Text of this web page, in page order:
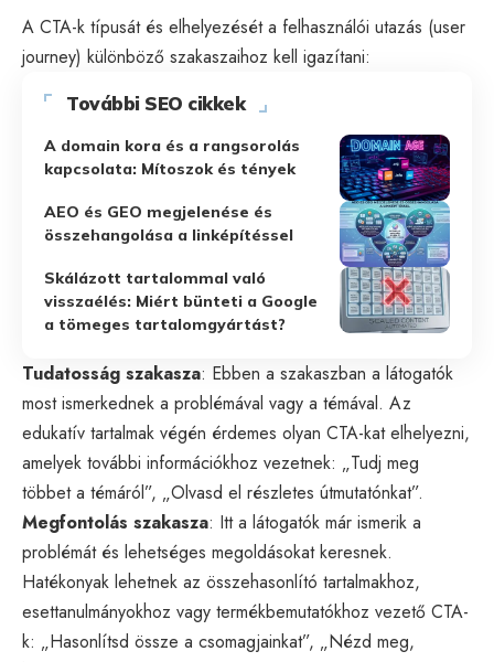
A CTA-k típusát és elhelyezését a felhasználói utazás (user
journey) különböző szakaszaihoz kell igazítani:
További SEO cikkek
A domain kora és a rangsorolás
kapcsolata: Mítoszok és tények
AEO és GEO megjelenése és
összehangolása a linképítéssel
Skálázott tartalommal való
visszaélés: Miért bünteti a Google
a tömeges tartalomgyártást?
Tudatosság szakasza: Ebben a szakaszban a látogatók
most ismerkednek a problémával vagy a témával. Az
edukatív tartalmak végén érdemes olyan CTA-kat elhelyezni,
amelyek további információkhoz vezetnek: „Tudj meg
többet a témáról”, „Olvasd el részletes útmutatónkat”.
Megfontolás szakasza: Itt a látogatók már ismerik a
problémát és lehetséges megoldásokat keresnek.
Hatékonyak lehetnek az összehasonlító tartalmakhoz,
esettanulmányokhoz vagy termékbemutatókhoz vezető CTA-
k: „Hasonlítsd össze a csomagjainkat”, „Nézd meg,